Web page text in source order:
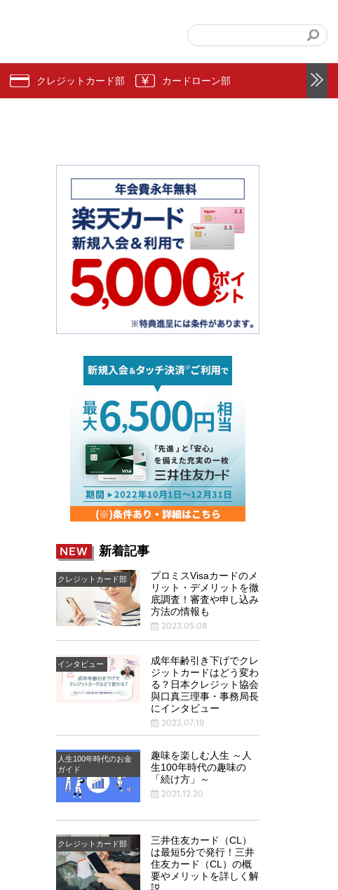
クレジットカード部 カードローン部
NEW 新着記事
クレジットカード部
プロミスVisaカードのメ
リット・デメリットを徹
底調査！審査や申し込み
方法の情報も
2023.05.08
インタビュー
成年年齢引き下げでクレ
ジットカードはどう変わ
る？日本クレジット協会
與口真三理事・事務局長
にインタビュー
2022.07.19
人生100年時代のお金
ガイド
趣味を楽しむ人生 ～人
生100年時代の趣味の
「続け方」～
2021.12.20
クレジットカード部
三井住友カード（CL）
は最短5分で発行！三井
住友カード（CL）の概
要やメリットを詳しく解